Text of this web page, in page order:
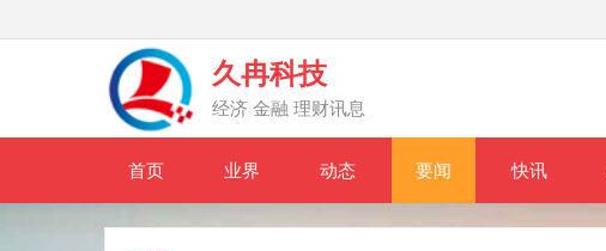
久冉科技
经济 金融 理财讯息
首页 业界 动态 要闻 快讯